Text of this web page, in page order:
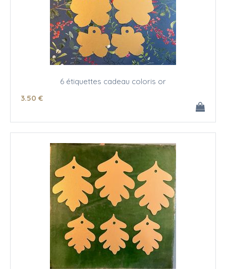
6 étiquettes cadeau coloris or
3.50 €